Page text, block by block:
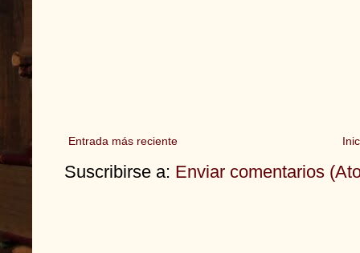
Entrada más reciente
Suscribirse a: Enviar comentarios